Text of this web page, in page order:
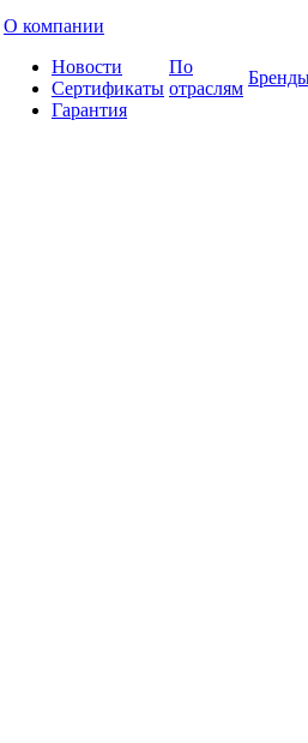
О компании
Новости
Сертификаты
Гарантия
По
отраслям